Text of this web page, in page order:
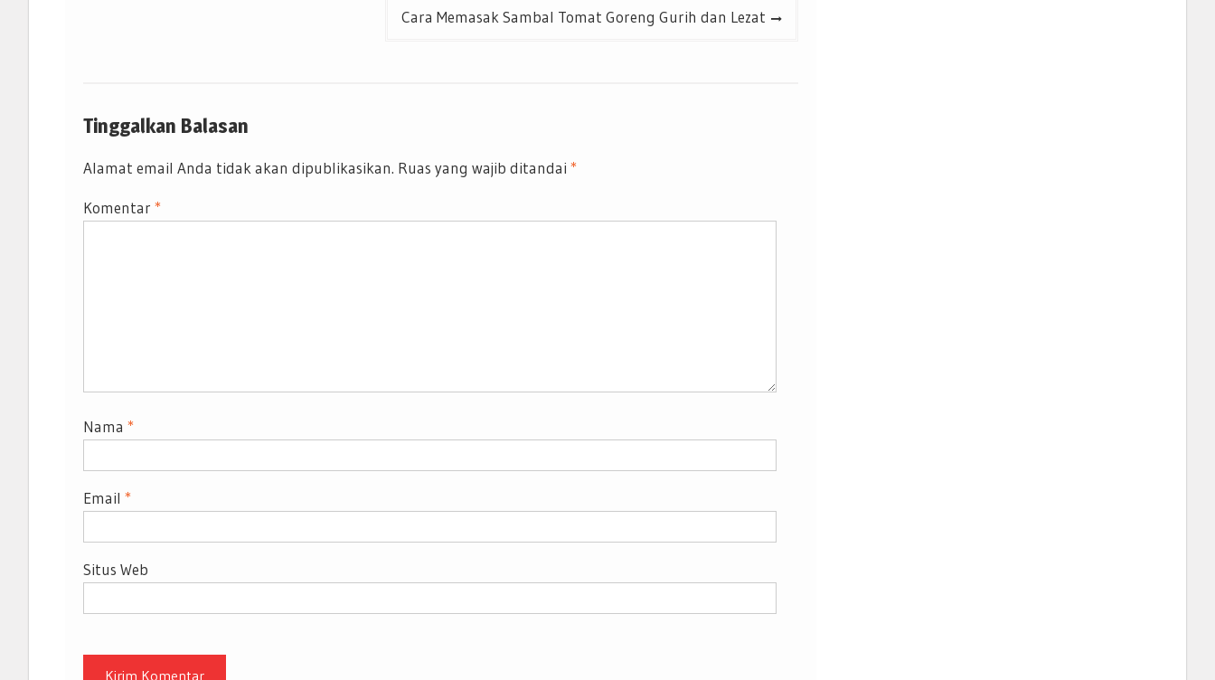
Cara Memasak Sambal Tomat Goreng Gurih dan Lezat
Tinggalkan Balasan
Alamat email Anda tidak akan dipublikasikan. Ruas yang wajib ditandai *
Komentar *
Nama *
Email *
Situs Web